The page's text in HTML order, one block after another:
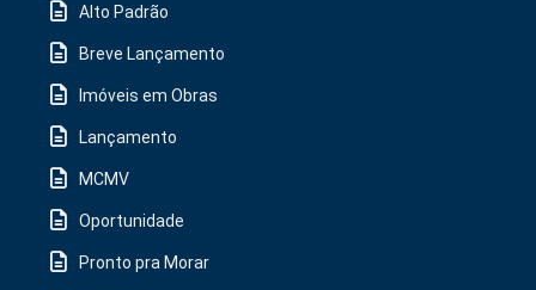
Alto Padrão
Breve Lançamento
Imóveis em Obras
Lançamento
MCMV
Oportunidade
Pronto pra Morar